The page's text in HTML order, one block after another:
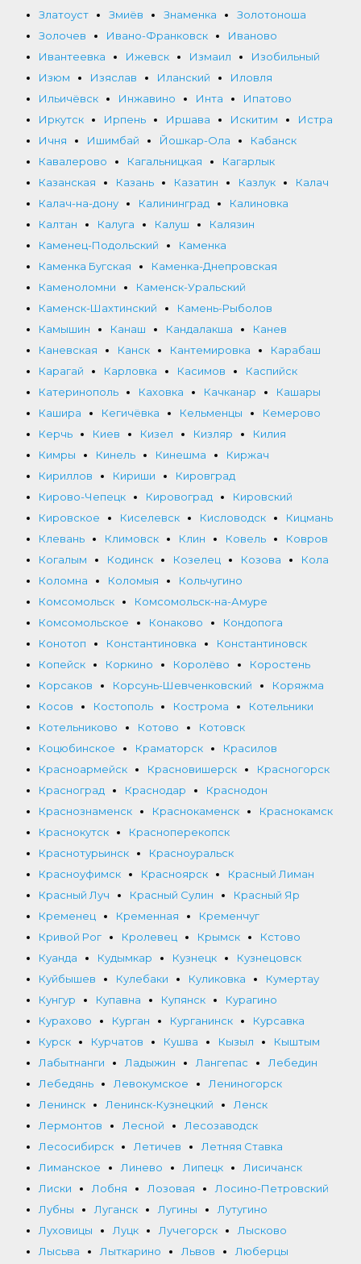
Златоуст Змиёв Знаменка
Золотоноша
Золочев
Ивано-Франковск
Иваново
Ивантеевка
Ижевск Измаил
Изобильный
Изюм
Изяслав Иланский
Иловля
Ильичёвск
Инжавино Инта
Ипатово
Иркутск
Ирпень Иршава Искитим
Истра
Ичня
Ишимбай Йошкар-Ола
Кабанск
Кавалерово
Кагальницкая
Кагарлык
Казанская
Казань Казатин Казлук
Калач
Калач-на-дону
Калининград
Калиновка
Калтан
Калуга Калуш
Калязин
Каменец-Подольский
Каменка
Каменка Бугская
Каменка-Днепровская
Каменоломни
Каменск-Уральский
Каменск-Шахтинский
Камень-Рыболов
Камышин
Канаш Кандалакша
Канев
Каневская
Канск Кантемировка
Карабаш
Карагай
Карловка Касимов
Каспийск
Катеринополь
Каховка Качканар
Кашары
Кашира
Кегичёвка Кельменцы
Кемерово
Керчь
Киев Кизел Кизляр
Килия
Кимры
Кинель Кинешма
Киржач
Кириллов
Кириши
Кировград
Кирово-Чепецк
Кировоград
Кировский
Кировское
Киселевск Кисловодск
Кицмань
Клевань
Климовск Клин Ковель
Ковров
Когалым
Кодинск Козелец Козова
Кола
Коломна
Коломыя
Кольчугино
Комсомольск
Комсомольск-на-Амуре
Комсомольское
Конаково
Кондопога
Конотоп
Константиновка
Константиновск
Копейск
Коркино Королёво
Коростень
Корсаков
Корсунь-Шевченковский
Коряжма
Косов
Костополь Кострома
Котельники
Котельниково
Котово
Котовск
Коцюбинское
Краматорск
Красилов
Красноармейск
Красновишерск
Красногорск
Красноград
Краснодар
Краснодон
Краснознаменск
Краснокаменск
Краснокамск
Краснокутск
Красноперекопск
Краснотурьинск
Красноуральск
Красноуфимск
Красноярск
Красный Лиман
Красный Луч
Красный Сулин
Красный Яр
Кременец
Кременная
Кременчуг
Кривой Рог
Кролевец Крымск
Кстово
Куанда
Кудымкар Кузнецк
Кузнецовск
Куйбышев
Кулебаки Куликовка
Кумертау
Кунгур
Купавна Купянск
Курагино
Курахово
Курган Курганинск
Курсавка
Курск
Курчатов Кушва Кызыл
Кыштым
Лабытнанги
Ладыжин Лангепас
Лебедин
Лебедянь
Левокумское
Лениногорск
Ленинск
Ленинск-Кузнецкий
Ленск
Лермонтов
Лесной
Лесозаводск
Лесосибирск
Летичев
Летняя Ставка
Лиманское
Линево Липецк
Лисичанск
Лиски
Лобня Лозовая
Лосино-Петровский
Лубны
Луганск Лугины
Лутугино
Луховицы
Луцк Лучегорск
Лысково
Лысьва
Лыткарино Львов
Люберцы